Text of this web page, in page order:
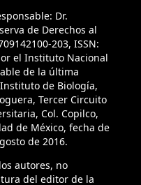
Dr.
de Derechos al
203, ISSN:
el Instituto Nacional
de la última
de Biología,
Tercer Circuito
Col. Copilco,
de México, fecha de
de 2016.
autores, no
del editor de la